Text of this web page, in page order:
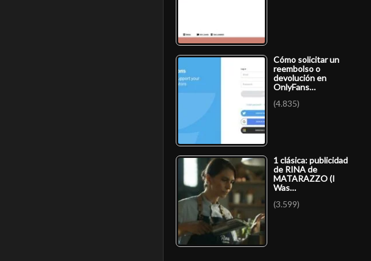
Cómo solicitar un
reembolso o
devolución en
OnlyFans…
(4.835)
1 clásica: publicidad
de RINA de
MATARAZZO (I
Was…
(3.599)